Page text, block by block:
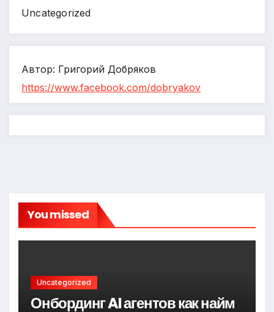
Uncategorized
Автор: Григорий Добряков
https://www.facebook.com/dobryakov
You missed
Uncategorized
Онбординг AI агентов как найм